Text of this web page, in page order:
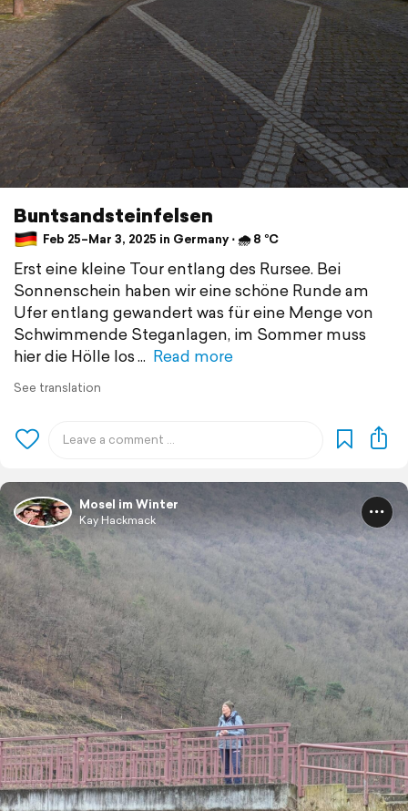
Buntsandsteinfelsen
Feb 25–Mar 3, 2025 in Germany ⋅ 🌧 8 °C
Erst eine kleine Tour entlang des Rursee. Bei
Sonnenschein haben wir eine schöne Runde am
Ufer entlang gewandert was für eine Menge von
Schwimmende Steganlagen, im Sommer muss
hier die Hölle los
Read more
See translation
Mosel im Winter
Kay Hackmack